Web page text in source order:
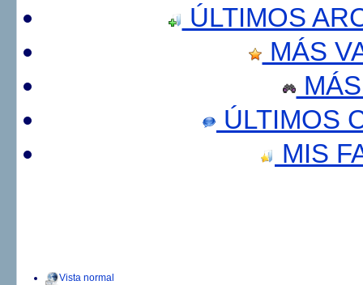
ÚLTIMOS
MÁS
ÚLTIMOS
MIS
Vista normal